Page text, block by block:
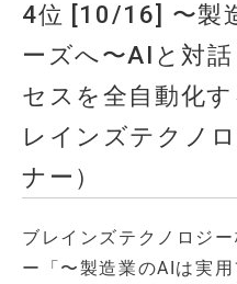
4位 [10/16] 〜製
ーズへ〜AIと対
セスを全自動化
レインズテクノ
ナー）
ブレインズテクノロジ
ー「〜製造業のAIは実